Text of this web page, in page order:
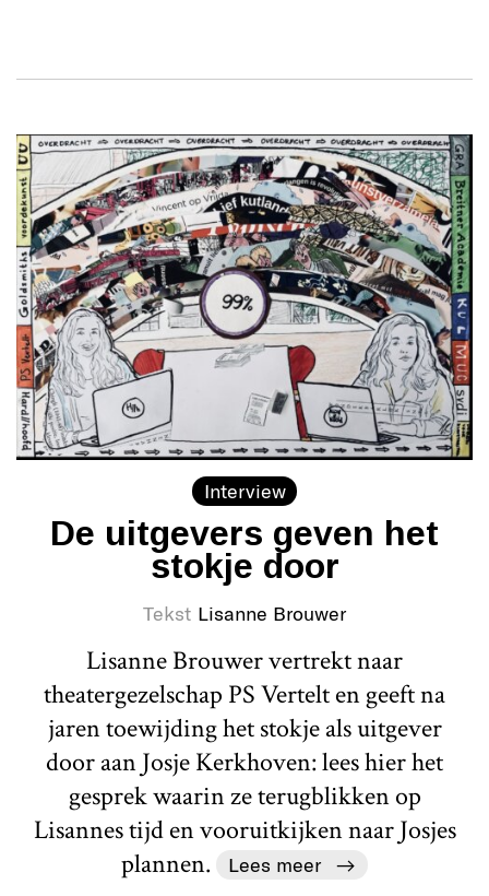
Interview
De uitgevers geven het
stokje door
Tekst Lisanne Brouwer
Lisanne Brouwer vertrekt naar
theatergezelschap PS Vertelt en geeft na
jaren toewijding het stokje als uitgever
door aan Josje Kerkhoven: lees hier het
gesprek waarin ze terugblikken op
Lisannes tijd en vooruitkijken naar Josjes
plannen.
Lees meer